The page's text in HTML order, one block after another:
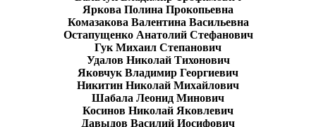
Яркова Полина Прокопьевна
Комазакова Валентина Васильевна
Остапущенко Анатолий Стефанович
Гук Михаил Степанович
Удалов Николай Тихонович
Яковчук Владимир Георгиевич
Никитин Николай Михайлович
Шабала Леонид Минович
Косинов Николай Яковлевич
Давыдов Василий Иосифович